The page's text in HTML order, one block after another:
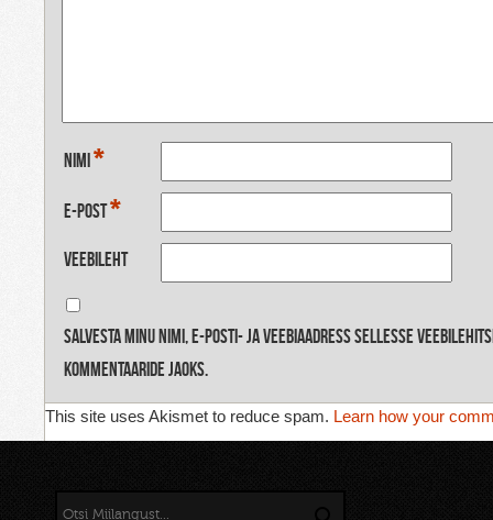
Nimi*
E-post*
Veebileht
Salvesta minu nimi, e-posti- ja veebiaadress sellesse
kommentaaride jaoks.
This site uses Akismet to reduce spam. Learn how your